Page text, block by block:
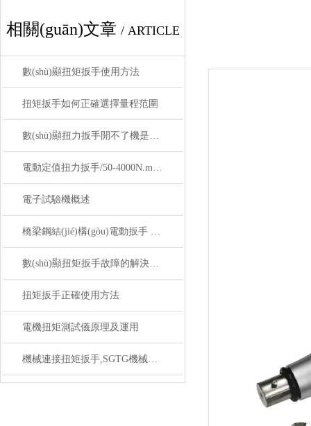
相關(guān)文章 / ARTICLE
數(shù)顯扭矩扳手使用方法
扭矩扳手如何正確選擇量程范圍
數(shù)顯扭力扳手開不了機是什么原因
電動定值扭力扳手/50-4000N.m可調(diào)式電動定值扭力扳手價格
電子試驗機概述
橋梁鋼結(jié)構(gòu)電動扳手 電動數(shù)顯扭力扳手 可調(diào)式電動數(shù)顯扭力槍廠家價格
數(shù)顯扭矩扳手故障的解決方法
扭矩扳手正確使用方法
電機扭矩測試儀原理及運用
機械連接扭矩扳手,SGTG機械式連接扭矩預置扳手